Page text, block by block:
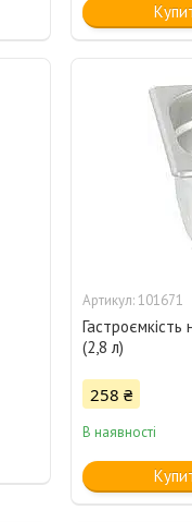
101671
(2,8 л)
258 ₴
В наявності